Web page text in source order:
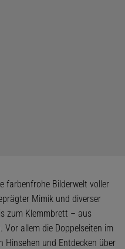
farbenfrohe Bilderwelt voller
Mimik und diverser
zum Klemmbrett – aus
Vor allem die Doppelseiten im
Hinsehen und Entdecken über